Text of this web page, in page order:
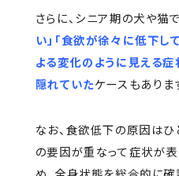
さらに、シニア期の犬や猫で
い」「食欲が徐々に低下し
よる変化のように見える
隠れていたケースもありま
なお、食欲低下の原因はひ
の要因が重なって症状が